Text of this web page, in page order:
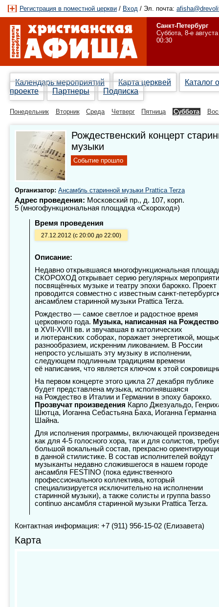
Регистрация в поместной церкви / Вход / Эл. почта:
Санкт-Петербург
Суббота, 8-е августа
00:30
Календарь мероприятий Карта церквей
Каталог
проекте
Партнеры Подписка
Понедельник Вторник Среда Четверг Пятница Суббота
Рождественский концерт
музыки
Событие прошло
Организатор: Ансамбль старинной музыки Prattica Terza
Адрес проведения: Московский пр., д. 107, корп.
5 (многофункциональная площадка «Скороход»)
Время проведения
27.12.2012 (с 20:00 до 22:00)
Описание:
Недавно открывшаяся многофункциональная
СКОРОХОД открывает серию регулярных
посвящённых музыке и театру эпохи барокко. Проект
проводится совместно с известным санкт-
ансамблем старинной музыки Prattica Terza.
Рождество — самое светлое и радостное время
церковного года. Музыка, написанная на Рождество
в XVII-XVIII вв. и звучавшая в католических
и лютеранских соборах, поражает энергетикой,
разнообразием, искренним ликованием. В России
непросто услышать эту музыку в исполнении,
следующем подлинным традициям времени
её написания, что является ключом к этой
На первом концерте этого цикла 27 декабря публике
будет представлена музыка, исполнявшаяся
на Рождество в Италии и Германии в эпоху барокко.
Прозвучат произведения Карло Джезуальдо,
Шютца, Иоганна Себастьяна Баха, Иоганна Германна
Шайна.
Для исполнения программы, включающей
как для 4-5 голосного хора, так и для солистов,
большой вокальный состав, прекрасно
в данной стилистике. В состав исполнителей войдут
музыканты недавно сложившегося в нашем городе
ансамбля FESTINO (пока единственного
профессионального коллектива, который
специализируется исключительно на исполнении
старинной музыки), а также солисты и группа basso
continuo ансамбля старинной музыки Prattica Terza.
Контактная информация: +7 (911) 956-15-02 (Елизавета)
Карта